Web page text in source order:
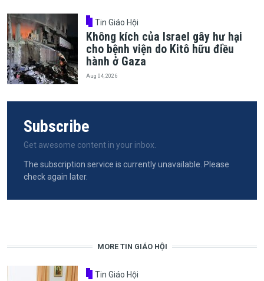
Tin Giáo Hội
Không kích của Israel gây hư hại
cho bệnh viện do Kitô hữu điều
hành ở Gaza
Aug 04, 2026
Subscribe
Get awesome content in your inbox.
The subscription service is currently unavailable. Please
check again later.
MORE TIN GIÁO HỘI
Tin Giáo Hội